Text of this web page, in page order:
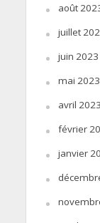
août
juillet
juin 2023
mai 2023
avril 2023
février
janvier